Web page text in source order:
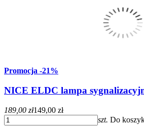
Promocja -21%
NICE ELDC lampa
189,00 zł149,00 zł
szt. Do